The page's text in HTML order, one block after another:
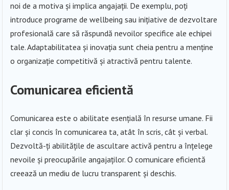
noi de a motiva și implica angajații. De exemplu, poți
introduce programe de wellbeing sau inițiative de dezvoltare
profesională care să răspundă nevoilor specifice ale echipei
tale. Adaptabilitatea și inovația sunt cheia pentru a menține
o organizație competitivă și atractivă pentru talente.
Comunicarea eficientă
Comunicarea este o abilitate esențială în resurse umane. Fii
clar și concis în comunicarea ta, atât în scris, cât și verbal.
Dezvoltă-ți abilitățile de ascultare activă pentru a înțelege
nevoile și preocupările angajaților. O comunicare eficientă
creează un mediu de lucru transparent și deschis.